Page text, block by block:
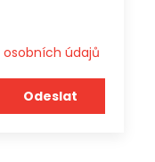
osobních údajů